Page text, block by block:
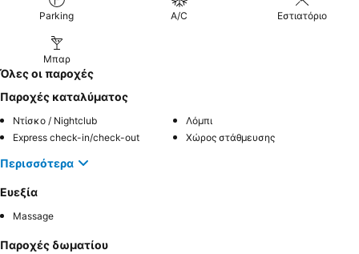
Parking A/C Εστιατόριο
Μπαρ
Όλες οι παροχές
Παροχές καταλύματος
Ντίσκο / Nightclub
Λόμπι
Express check-in/check-out
Χώρος στάθμευσης
Περισσότερα
Ευεξία
Massage
Παροχές δωματίου